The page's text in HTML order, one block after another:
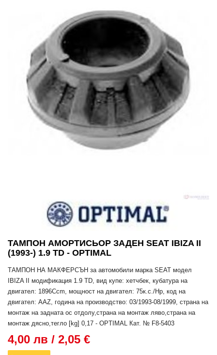
ТАМПОН АМОРТИСЬОР ЗАДЕН SEAT IBIZA II
(1993-) 1.9 TD - OPTIMAL
ТАМПОН НА МАКФЕРСЪН за автомобили марка SEAT модел
IBIZA II модификация 1.9 TD, вид купе: хетчбек, кубатура на
двигател: 1896Ccm, мощност на двигател: 75к.с./Hp, код на
двигател: AAZ, година на производство: 03/1993-08/1999, страна на
монтаж на задната ос отдолу,страна на монтаж ляво,страна на
монтаж дясно,тегло [kg] 0,17 - OPTIMAL Кат. № F8-5403
4,00 лв / 2,05 €